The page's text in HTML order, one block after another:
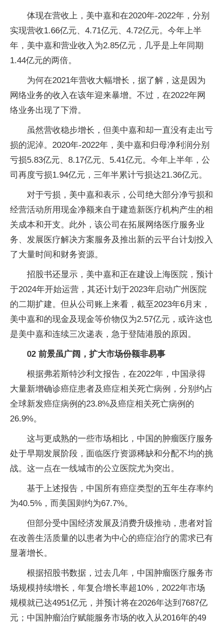
体现在营收上，美中嘉和在2020年-2022年，分别
实现营收1.66亿元、4.71亿元、4.72亿元。今年上半
年，美中嘉和营业收入为2.85亿元，几乎是上年同期
1.44亿元的两倍。
为何在2021年营收大幅增长，据了解，这是因为
网络业务的收入在该年迎来暴增。不过，在2022年网
络业务出现了下滑。
虽然营收稳步增长，但美中嘉和却一直没有走出亏
损的泥淖。2020年-2022年，美中嘉和归母净利润分别
亏损5.83亿元、8.17亿元、5.41亿元。今年上半年，公
司再度亏损1.94亿元，三年半累计亏损达21.36亿元。
对于亏损，美中嘉和表示，公司绝大部分净亏损和
经营活动所用现金净额来自于建造新医疗机构产生的相
关成本和开支。此外，该公司在拓展网络医疗服务业
务、发展医疗解决方案服务及推出新的云平台计划投入
了大量时间和财务资源。
招股书还显示，美中嘉和正在建设上海医院，预计
于2024年开始运营，其还计划于2023年启动广州医院
的二期扩建。但从公司账上来看，截至2023年6月末，
美中嘉和的现金及现金等价物仅为2.57亿元，或许这也
是美中嘉和连续三次递表，急于登陆港股的原因。
02 前景虽广阔，扩大市场份额非易事
根据弗若斯特沙利文报告，在2022年，中国录得
大量新增确诊癌症患者及癌症相关死亡病例，分别约占
全球新发癌症病例的23.8%及癌症相关死亡病例的
26.9%。
这与更成熟的一些市场相比，中国的肿瘤医疗服务
处于早期发展阶段，面临医疗资源稀缺和分配不均的挑
战。这一点在一线城市的公立医院尤为突出。
基于上述报告，中国所有癌症类型的五年生存率约
为40.5%，而美国则约为67.7%。
但部分受中国经济发展及消费升级推动，患者对旨
在改善生活质量的以患者为中心的癌症治疗的需求已有
显著增长。
根据招股书数据，过去几年，中国肿瘤医疗服务市
场规模持续增长，年复合增长率超10%，2022年市场
规模就已达4951亿元，并预计将在2026年达到7687亿
元；中国肿瘤治疗赋能服务市场的收入从2016年的49